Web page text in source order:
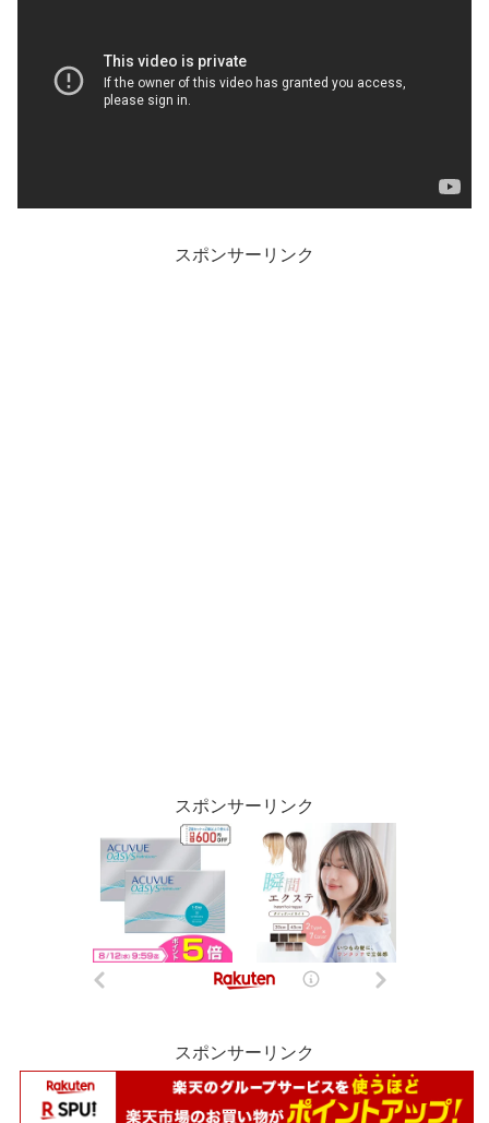
スポンサーリンク
スポンサーリンク
スポンサーリンク